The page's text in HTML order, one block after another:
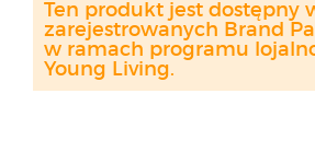
Ten produkt jest dostępny
zarejestrowanych Brand
w ramach programu
Young Living.